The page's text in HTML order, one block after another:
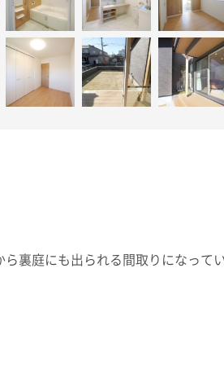
裏庭にも出られる間取りになって